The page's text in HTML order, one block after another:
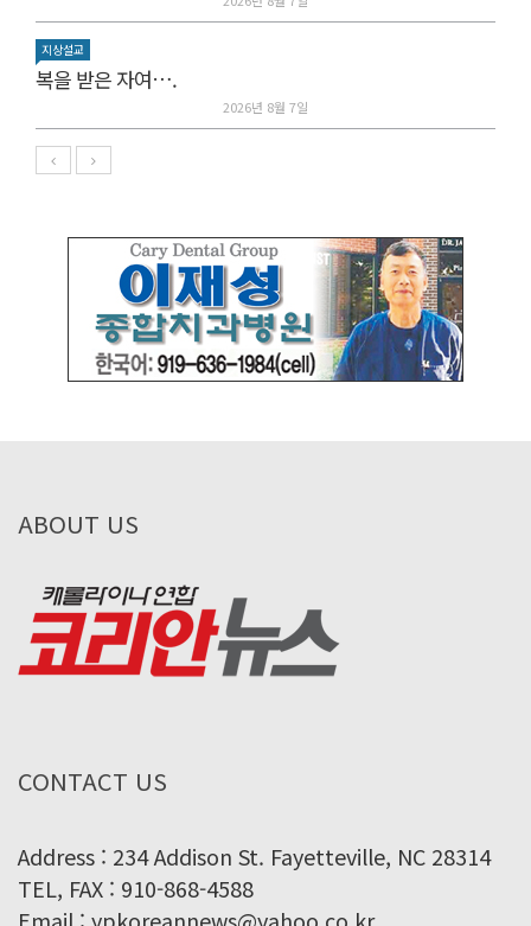
지상설교
복을 받은 자여….
2026년 8월 7일
ABOUT US
CONTACT US
Address : 234 Addison St. Fayetteville, NC 28314
TEL, FAX : 910-868-4588
Email : ypkoreannews@yahoo.co.kr